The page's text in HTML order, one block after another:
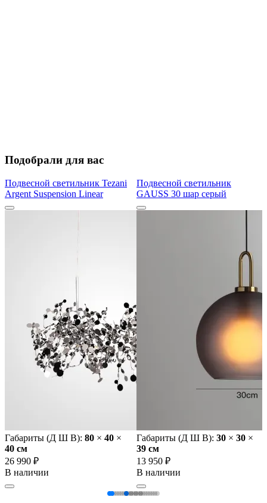
Подобрали для вас
Подвесной светильник Tezani
Argent Suspension Linear
Габариты (Д Ш В): 80 × 40 ×
40 cм
26 990 ₽
В наличии
Подвесной светильник
GAUSS 30 шар серый
Габариты (Д Ш В): 30 × 30 ×
39 cм
13 950 ₽
В наличии